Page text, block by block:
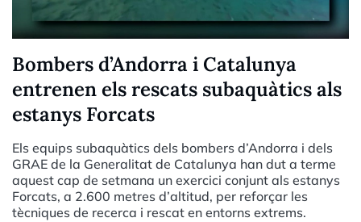
Bombers d’Andorra i Catalunya
entrenen els rescats subaquàtics als
estanys Forcats
Els equips subaquàtics dels bombers d’Andorra i dels
GRAE de la Generalitat de Catalunya han dut a terme
aquest cap de setmana un exercici conjunt als estanys
Forcats, a 2.600 metres d’altitud, per reforçar les
tècniques de recerca i rescat en entorns extrems.